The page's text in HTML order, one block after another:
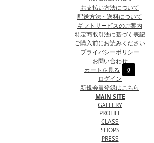
お支払い方法について
配送方法・送料について
ギフトサービスのご案内
特定商取引法に基づく表記
ご購入前にお読みください
プライバシーポリシー
お問い合わせ
カートを見る
0
ログイン
新規会員登録はこちら
MAIN SITE
GALLERY
PROFILE
CLASS
SHOPS
PRESS